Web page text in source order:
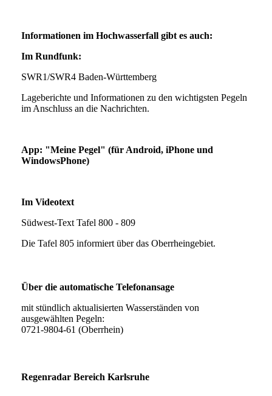
Informationen im Hochwasserfall gibt es auch:
Im Rundfunk:
SWR1/SWR4 Baden-Württemberg
Lageberichte und Informationen zu den wichtigsten Pegeln
im Anschluss an die Nachrichten.
App: "Meine Pegel" (für Android, iPhone und
WindowsPhone)
Im Videotext
Südwest-Text Tafel 800 - 809
Die Tafel 805 informiert über das Oberrheingebiet.
Über die automatische Telefonansage
mit stündlich aktualisierten Wasserständen von
ausgewählten Pegeln:
0721-9804-61 (Oberrhein)
Regenradar Bereich Karlsruhe